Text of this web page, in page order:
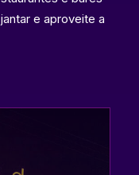
e aproveite a